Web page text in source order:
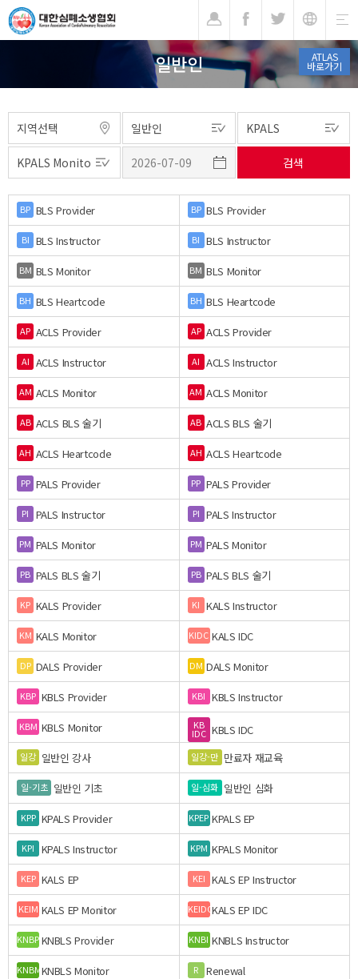
ATLAS
바로가기
일반인
BP BLS Provider BP BLS Provider
BI BLS Instructor BI BLS Instructor
BM BLS Monitor BM BLS Monitor
BH BLS Heartcode BH BLS Heartcode
AP ACLS Provider AP ACLS Provider
AI ACLS Instructor AI ACLS Instructor
AM ACLS Monitor AM ACLS Monitor
AB ACLS BLS 술기 AB ACLS BLS 술기
AH ACLS Heartcode AH ACLS Heartcode
PP PALS Provider PP PALS Provider
PI PALS Instructor PI PALS Instructor
PM PALS Monitor PM PALS Monitor
PB PALS BLS 술기 PB PALS BLS 술기
KP KALS Provider KI KALS Instructor
KM KALS Monitor KIDC KALS IDC
DP DALS Provider DM DALS Monitor
KBP KBLS Provider KBI KBLS Instructor
KBM KBLS Monitor KB
IDC KBLS IDC
일강 일반인 강사 일강-만 만료자 재교육
일-기초 일반인 기초 일-심화 일반인 심화
KPP KPALS Provider KPEP KPALS EP
KPI KPALS Instructor KPM KPALS Monitor
KEP KALS EP KEI KALS EP Instructor
KEIM KALS EP Monitor KEIDCKALS EP IDC
KNBPKNBLS Provider KNBI KNBLS Instructor
KNBMKNBLS Monitor R Renewal